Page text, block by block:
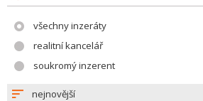
všechny inzeráty
realitní kancelář
soukromý inzerent
nejnovější